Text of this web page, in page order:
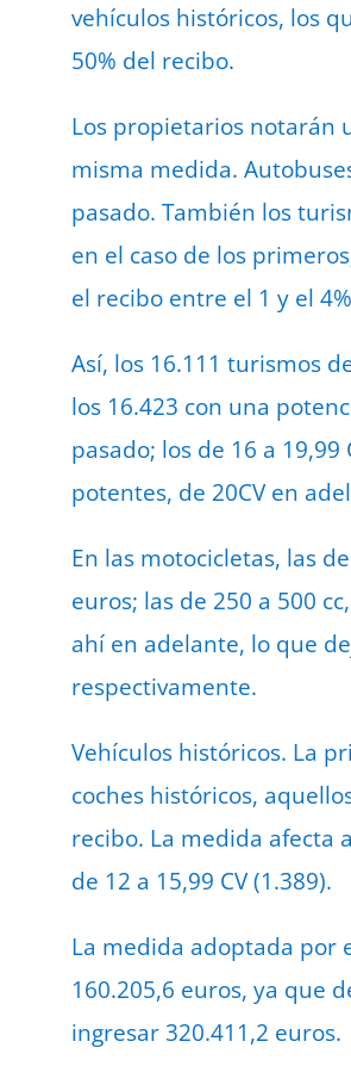
vehículos históricos, los
50% del recibo.
Los propietarios notarán
misma medida.
pasado. También los
en el caso de los
el recibo entre el 1 y el
Así, los 16.111 turismos
los 16.423 con una
pasado; los de 16 a
potentes, de 20CV en
En las motocicletas, las
euros; las de 250 a 500
ahí en adelante, lo que
respectivamente.
Vehículos históricos. La
coches históricos,
recibo. La medida afecta
de 12 a 15,99 CV (1.389).
La medida adoptada por
160.205,6 euros, ya que
ingresar 320.411,2 euros.